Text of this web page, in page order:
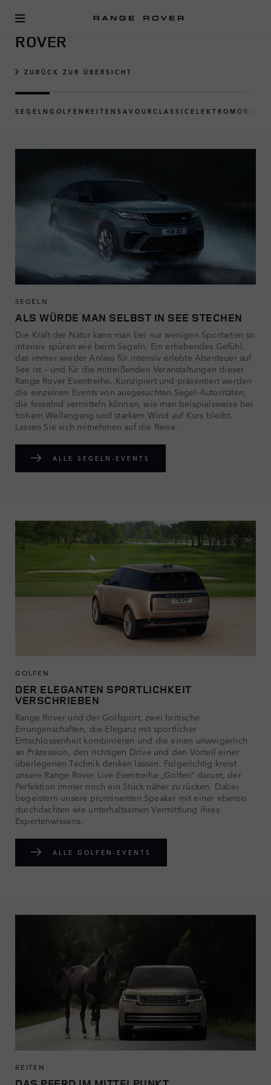
UNSERE EVENTREIHE RANGE
ROVER
ZURÜCK ZUR ÜBERSICHT
SEGELN GOLFEN REITEN SAVOUR CLASSIC
SEGELN
ALS WÜRDE MAN SELBST IN SEE STECHEN
Die Kraft der Natur kann man bei nur wenigen Sportarten so
intensiv spüren wie beim Segeln. Ein erhebendes Gefühl,
das immer wieder Anlass für intensiv erlebte Abenteuer auf
See ist – und für die mitreißenden Veranstaltungen dieser
Range Rover Eventreihe. Konzipiert und präsentiert werden
die einzelnen Events von ausgesuchten Segel-Autoritäten,
die fesselnd vermitteln können, wie man beispielsweise bei
hohem Wellengang und starkem Wind auf Kurs bleibt.
Lassen Sie sich mitnehmen auf die Reise.
ALLE SEGELN-EVENTS
GOLFEN
DER ELEGANTEN SPORTLICHKEIT
VERSCHRIEBEN
Range Rover und der Golfsport, zwei britische
Errungenschaften, die Eleganz mit sportlicher
Entschlossenheit kombinieren und die einen unweigerlich
an Präzession, den richtigen Drive und den Vorteil einer
überlegenen Technik denken lassen. Folgerichtig kreist
unsere Range Rover Live Eventreihe „Golfen“ darum, der
Perfektion immer noch ein Stück näher zu rücken. Dabei
begeistern unsere prominenten Speaker mit einer ebenso
durchdachten wie unterhaltsamen Vermittlung ihres
Expertenwissens.
ALLE GOLFEN-EVENTS
REITEN